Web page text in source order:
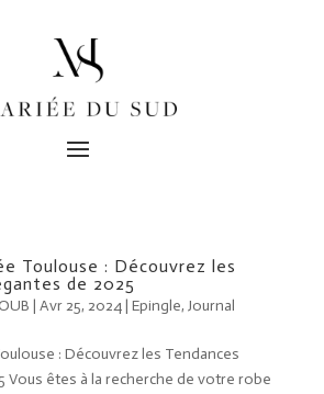
Toulouse : Découvrez les
de 2025
| Avr 25, 2024| Epingle, Journal
: Découvrez les Tendances
Vous êtes à la recherche de votre robe